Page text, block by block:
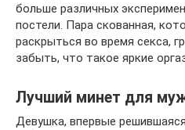
больше различных
постели. Пара скованная,
раскрыться во время секса,
забыть, что такое яркие
Лучший минет для
Девушка, впервые